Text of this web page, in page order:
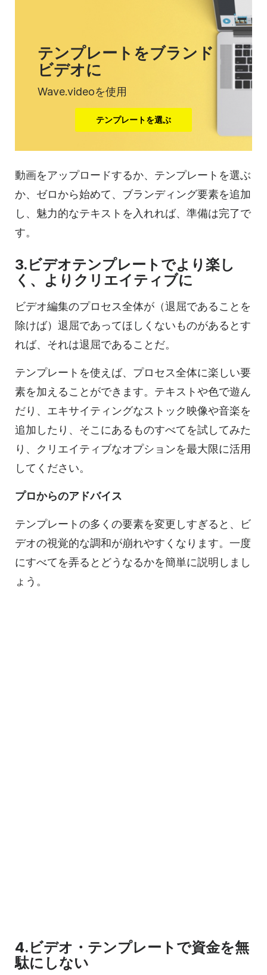
テンプレートをブランド
ビデオに
Wave.videoを使用
テンプレートを選ぶ
動画をアップロードするか、テンプレートを選ぶ
か、ゼロから始めて、ブランディング要素を追加
し、魅力的なテキストを入れれば、準備は完了で
す。
3.ビデオテンプレートでより楽し
く、よりクリエイティブに
ビデオ編集のプロセス全体が（退屈であることを
除けば）退屈であってほしくないものがあるとす
れば、それは退屈であることだ。
テンプレートを使えば、プロセス全体に楽しい要
素を加えることができます。テキストや色で遊ん
だり、エキサイティングなストック映像や音楽を
追加したり、そこにあるものすべてを試してみた
り、クリエイティブなオプションを最大限に活用
してください。
プロからのアドバイス
テンプレートの多くの要素を変更しすぎると、ビ
デオの視覚的な調和が崩れやすくなります。一度
にすべてを弄るとどうなるかを簡単に説明しまし
ょう。
4.ビデオ・テンプレートで資金を無
駄にしない